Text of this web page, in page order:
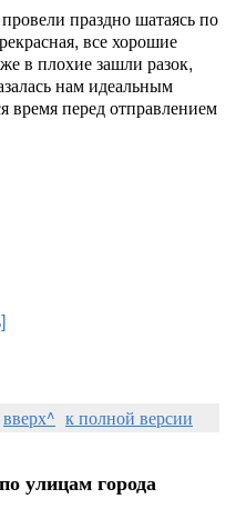
праздно шатаясь по
все хорошие
в плохие зашли разок,
нам идеальным
время перед отправлением
вверх^ к полной версии
улицам города